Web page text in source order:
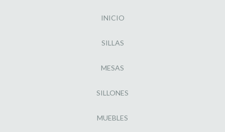
INICIO
SILLAS
MESAS
SILLONES
MUEBLES